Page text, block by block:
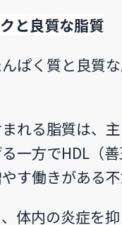
と良質な脂質
ぱく質と良質
れる脂質は、
一方でHDL（
す働きがある不
体内の炎症を